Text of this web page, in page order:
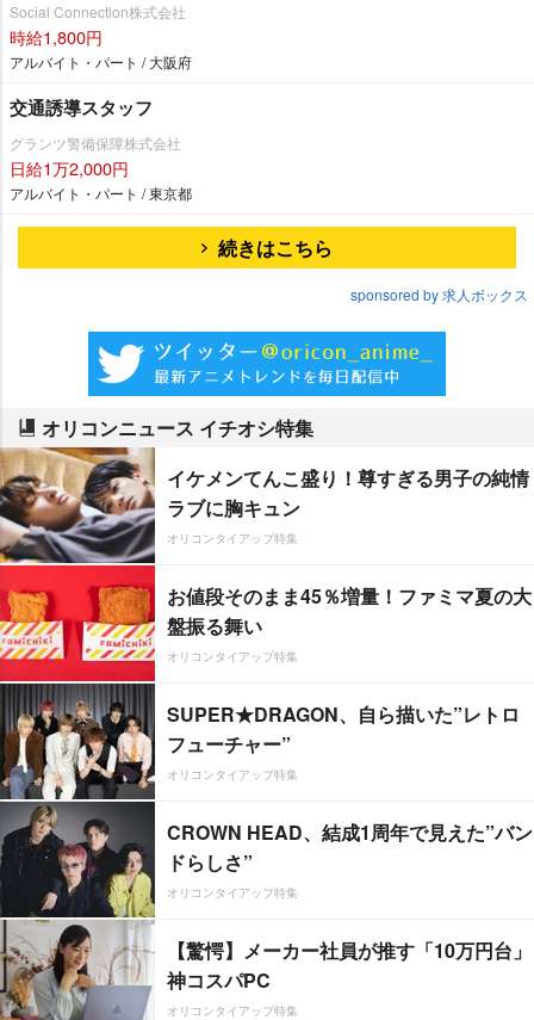
Social Connection株式会社
時給1,800円
アルバイト・パート / 大阪府
交通誘導スタッフ
グランツ警備保障株式会社
日給1万2,000円
アルバイト・パート / 東京都
続きはこちら
sponsored by 求人ボックス
オリコンニュース イチオシ特集
イケメンてんこ盛り！尊すぎる男子の純情
ラブに胸キュン
オリコンタイアップ特集
お値段そのまま45％増量！ファミマ夏の大
盤振る舞い
オリコンタイアップ特集
SUPER★DRAGON、自ら描いた”レトロ
フューチャー”
オリコンタイアップ特集
CROWN HEAD、結成1周年で見えた”バン
ドらしさ”
オリコンタイアップ特集
【驚愕】メーカー社員が推す「10万円台」
神コスパPC
オリコンタイアップ特集